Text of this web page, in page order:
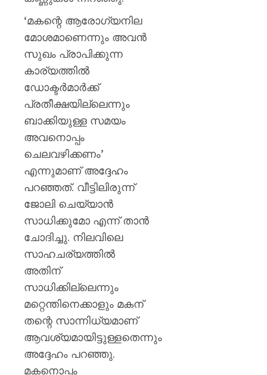
‘മകന്റെ ആരോഗ്യനില
മോശമാണെന്നും അവന്‍
സുഖം പ്രാപിക്കുന്ന
കാര്യത്തില്‍
ഡോക്ടര്‍മാര്‍ക്ക്
പ്രതീക്ഷയില്ലെന്നും
ബാക്കിയുള്ള സമയം
അവനൊപ്പം
ചെലവഴിക്കണം’
എന്നുമാണ് അദ്ദേഹം
പറഞ്ഞത്. വീട്ടിലിരുന്ന്
ജോലി ചെയ്യാന്‍
സാധിക്കുമോ എന്ന് താന്‍
ചോദിച്ചു. നിലവിലെ
സാഹചര്യത്തില്‍
അതിന്
സാധിക്കില്ലെന്നും
മറ്റെന്തിനെക്കാളും മകന്
തന്റെ സാന്നിധ്യമാണ്
ആവശ്യമായിട്ടുള്ളതെന്നും
അദ്ദേഹം പറഞ്ഞു.
മകനൊപ്പം